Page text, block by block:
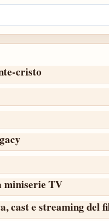
cristo
miniserie TV
cast e streaming del